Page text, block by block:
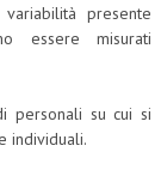
presente
essere misurati
personali su cui si
individuali.